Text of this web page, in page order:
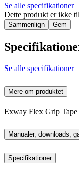
Se alle specifikationer
Dette produkt er ikke
Sammenlign Gem
Se alle specifikationer
Mere om produktet
Exway Flex Grip Tape
Manualer, downloads,
Specifikationer